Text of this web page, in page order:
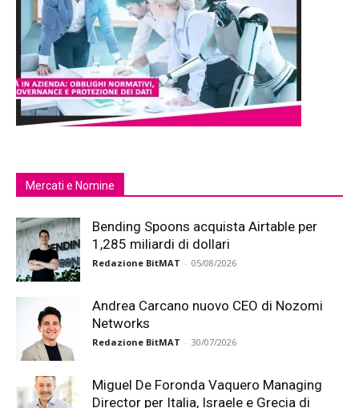
Mercati e Nomine
Bending Spoons acquista Airtable per
1,285 miliardi di dollari
Redazione BitMAT - 05/08/2026
Andrea Carcano nuovo CEO di Nozomi
Networks
Redazione BitMAT - 30/07/2026
Miguel De Foronda Vaquero Managing
Director per Italia, Israele e Grecia di